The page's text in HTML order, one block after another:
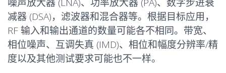
减器 (DSA)，滤波器和混合器等。根据目标应用，
RF 输入和输出通道的数量可能各不相同。带宽、
相位噪声、互调失真 (IMD)、相位和幅度分辨率/精
度以及其他测试要求可能也不一样。